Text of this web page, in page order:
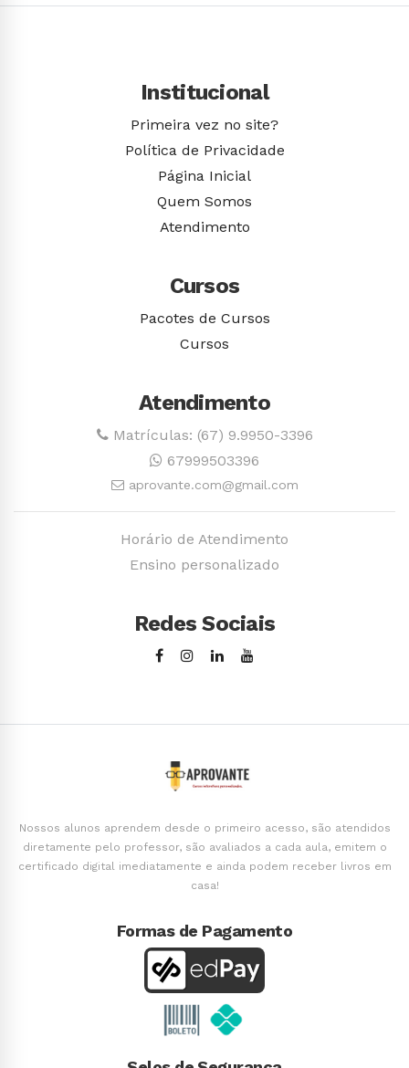
Institucional
Primeira vez no site?
Política de Privacidade
Página Inicial
Quem Somos
Atendimento
Cursos
Pacotes de Cursos
Cursos
Atendimento
Matrículas: (67) 9.9950-3396
67999503396
aprovante.com@gmail.com
Horário de Atendimento
Ensino personalizado
Redes Sociais
Nossos alunos aprendem desde o primeiro acesso, são atendidos
diretamente pelo professor, são avaliados a cada aula, emitem o
certificado digital imediatamente e ainda podem receber livros em
casa!
Formas de Pagamento